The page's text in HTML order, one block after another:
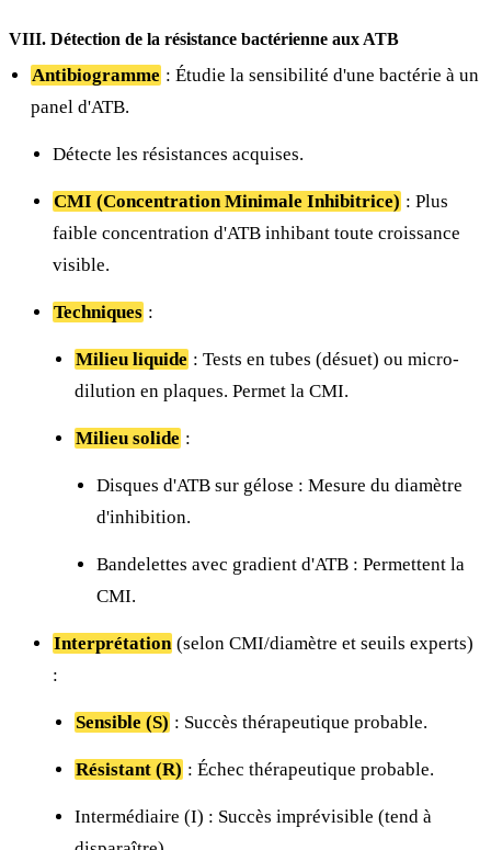
VIII. Détection de la résistance bactérienne aux ATB
Antibiogramme : Étudie la sensibilité d'une bactérie à un
panel d'ATB.
Détecte les résistances acquises.
CMI (Concentration Minimale Inhibitrice) : Plus
faible concentration d'ATB inhibant toute croissance
visible.
Techniques :
Milieu liquide : Tests en tubes (désuet) ou micro-
dilution en plaques. Permet la CMI.
Milieu solide :
Disques d'ATB sur gélose : Mesure du diamètre
d'inhibition.
Bandelettes avec gradient d'ATB : Permettent la
CMI.
Interprétation (selon CMI/diamètre et seuils experts)
:
Sensible (S) : Succès thérapeutique probable.
Résistant (R) : Échec thérapeutique probable.
Intermédiaire (I) : Succès imprévisible (tend à